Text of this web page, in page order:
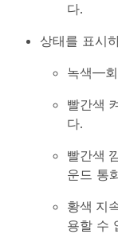
다.
상태를 표시
녹색—회
빨간색
다.
빨간색
운드 통
황색 지
용할 수